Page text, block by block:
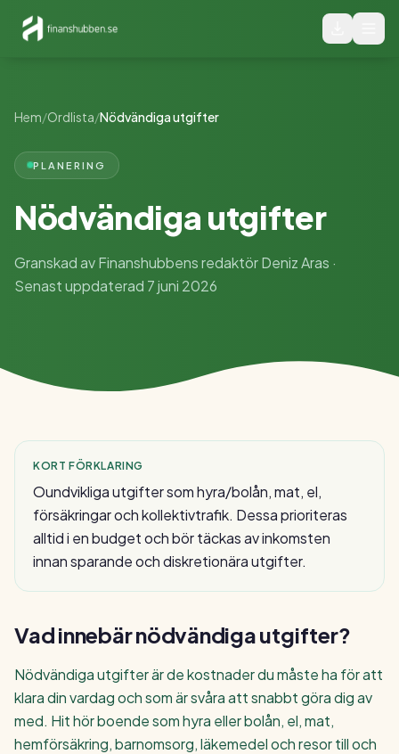
Hem/Ordlista/Nödvändiga utgifter
PLANERING
Nödvändiga utgifter
Granskad av Finanshubbens redaktör Deniz Aras ·
Senast uppdaterad 7 juni 2026
KORT FÖRKLARING
Oundvikliga utgifter som hyra/bolån, mat, el,
försäkringar och kollektivtrafik. Dessa prioriteras
alltid i en budget och bör täckas av inkomsten
innan sparande och diskretionära utgifter.
Vad innebärnödvändiga utgifter?
Nödvändiga utgifter är de kostnader du måste ha för att
klara din vardag och som är svåra att snabbt göra dig av
med. Hit hör boende som hyra eller bolån, el, mat,
hemförsäkring, barnomsorg, läkemedel och resor till och